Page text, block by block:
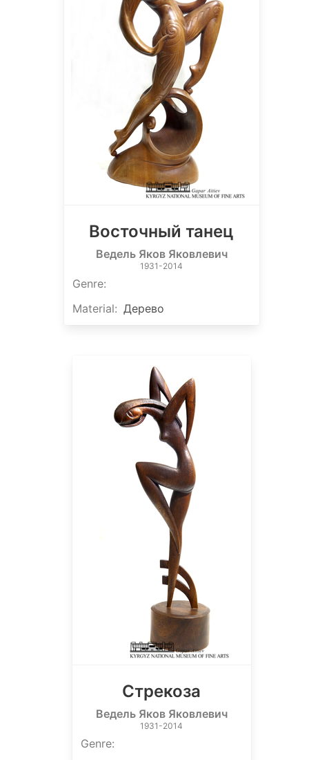
Восточный танец
Ведель Яков Яковлевич
1931-2014
Genre:
Material: Дерево
Стрекоза
Ведель Яков Яковлевич
1931-2014
Genre: